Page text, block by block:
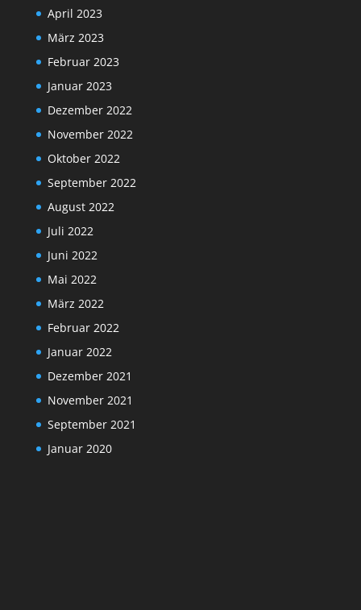
April 2023
März 2023
Februar 2023
Januar 2023
Dezember 2022
November 2022
Oktober 2022
September 2022
August 2022
Juli 2022
Juni 2022
Mai 2022
März 2022
Februar 2022
Januar 2022
Dezember 2021
November 2021
September 2021
Januar 2020